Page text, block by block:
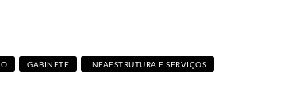
GABINETE INFAESTRUTURA E SERVIÇOS